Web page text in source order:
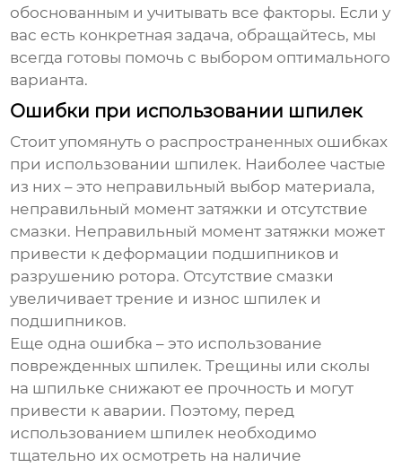
обоснованным и учитывать все факторы. Если у
вас есть конкретная задача, обращайтесь, мы
всегда готовы помочь с выбором оптимального
варианта.
Ошибки при использовании шпилек
Стоит упомянуть о распространенных ошибках
при использовании шпилек. Наиболее частые
из них – это неправильный выбор материала,
неправильный момент затяжки и отсутствие
смазки. Неправильный момент затяжки может
привести к деформации подшипников и
разрушению ротора. Отсутствие смазки
увеличивает трение и износ шпилек и
подшипников.
Еще одна ошибка – это использование
поврежденных шпилек. Трещины или сколы
на шпильке снижают ее прочность и могут
привести к аварии. Поэтому, перед
использованием шпилек необходимо
тщательно их осмотреть на наличие